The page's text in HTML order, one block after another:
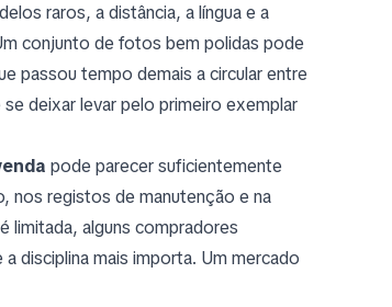
raros, a distância, a língua e a
conjunto de fotos bem polidas pode
passou tempo demais a circular entre
deixar levar pelo primeiro exemplar
pode parecer suficientemente
nos registos de manutenção e na
limitada, alguns compradores
disciplina mais importa. Um mercado